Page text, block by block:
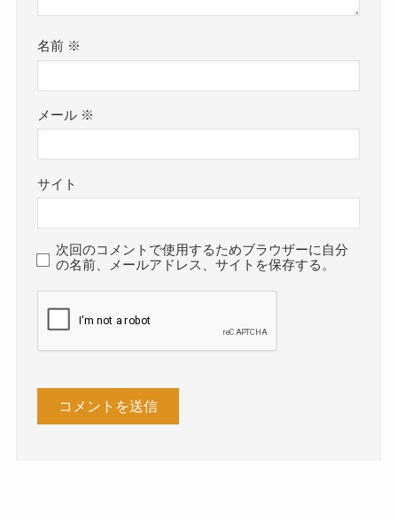
名前 ※
メール ※
サイト
次回のコメントで使用するためブラウザーに自分
の名前、メールアドレス、サイトを保存する。